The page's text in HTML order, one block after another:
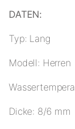
DATEN:
Typ: Lang
Modell: Herren
Dicke: 8/6 mm